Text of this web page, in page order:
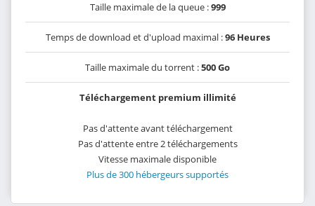
Taille maximale de la queue :999
Temps de download et d'upload maximal :96 Heures
Taille maximale du torrent :500 Go
Téléchargement premium illimité
Pas d'attente avant téléchargement
Pas d'attente entre 2 téléchargements
Vitesse maximale disponible
Plus de 300 hébergeurs supportés